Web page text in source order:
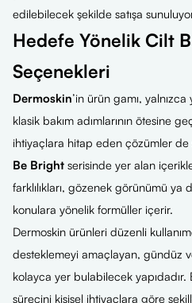
edilebilecek şekilde satışa
Hedefe Yönelik Cilt
Seçenekleri
Dermoskin’in ürün gamı,
klasik bakım adımlarının ötesine
ihtiyaçlara hitap eden çözümler de
Be Bright serisinde yer alan
farklılıkları, gözenek görünümü ya
konulara yönelik formüller içerir.
Dermoskin ürünleri düzenli
desteklemeyi amaçlayan, gündüz
kolayca yer bulabilecek yapıdadır.
sürecini kişisel ihtiyaçlara göre